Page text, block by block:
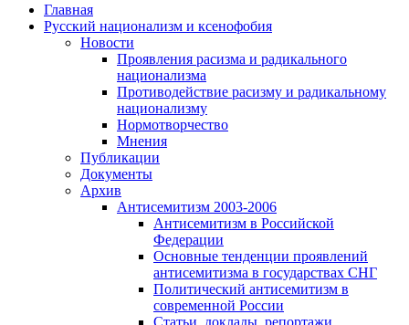
Главная
Русский национализм и ксенофобия
Новости
Проявления расизма и радикального
национализма
Противодействие расизму и радикальному
национализму
Нормотворчество
Мнения
Публикации
Документы
Архив
Антисемитизм 2003-2006
Антисемитизм в Российской
Федерации
Основные тенденции проявлений
антисемитизма в государствах СНГ
Политический антисемитизм в
современной России
Статьи, доклады, репортажи